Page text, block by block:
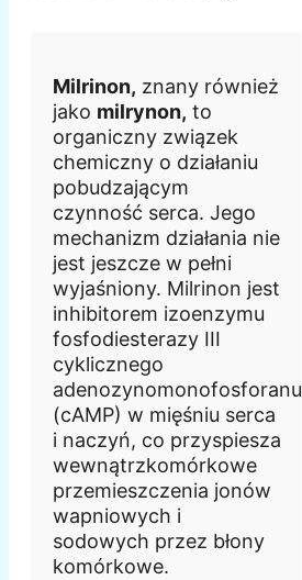
Milrinon, znany również
jako milrynon, to
organiczny związek
chemiczny o działaniu
pobudzającym
czynność serca. Jego
mechanizm działania nie
jest jeszcze w pełni
wyjaśniony. Milrinon jest
inhibitorem izoenzymu
fosfodiesterazy III
cyklicznego
adenozynomonofosforanu
(cAMP) w mięśniu serca
i naczyń, co przyspiesza
wewnątrzkomórkowe
przemieszczenia jonów
wapniowych i
sodowych przez błony
komórkowe.